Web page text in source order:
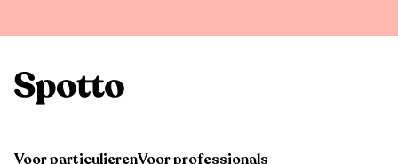
Voor particulierenVoor professionals